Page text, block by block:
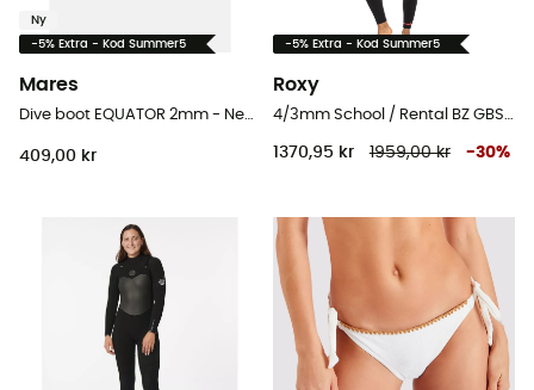
Ny
-5% Extra - Kod Summer5
Mares
409,00 kr
-5% Extra - Kod Summer5
Roxy
1370,95 kr 1959,00 kr -30%